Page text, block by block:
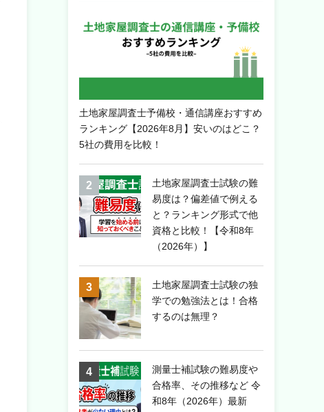
土地家屋調査士予備校・通信講座おすすめ
ランキング【2026年8月】安いのはどこ？
5社の費用を比較！
土地家屋調査士試験の難
易度は？偏差値で例える
と？ランキング形式で他
資格と比較！【令和8年
（2026年）】
土地家屋調査士試験の独
学での勉強法とは！合格
するのは無理？
測量士補試験の難易度や
合格率、その推移など 令
和8年（2026年）最新